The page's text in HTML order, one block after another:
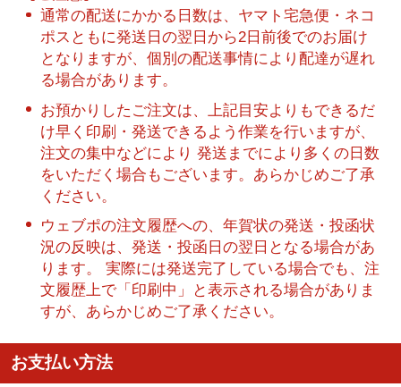
通常の配送にかかる日数は、ヤマト宅急便・ネコ
ポスともに発送日の翌日から2日前後でのお届け
となりますが、個別の配送事情により配達が遅れ
る場合があります。
お預かりしたご注文は、上記目安よりもできるだ
け早く印刷・発送できるよう作業を行いますが、
注文の集中などにより 発送までにより多くの日数
をいただく場合もございます。あらかじめご了承
ください。
ウェブポの注文履歴への、年賀状の発送・投函状
況の反映は、発送・投函日の翌日となる場合があ
ります。 実際には発送完了している場合でも、注
文履歴上で「印刷中」と表示される場合がありま
すが、あらかじめご了承ください。
お支払い方法